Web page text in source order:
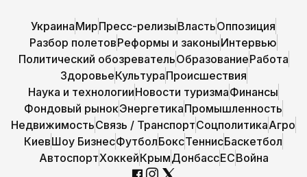
УкраинаМирПресс-релизыВластьОппозиция
Разбор полетовРеформы и законыИнтервью
Политический обозревательОбразованиеРабота
ЗдоровьеКультураПроисшествия
Наука и технологииНовости туризмаФинансы
Фондовый рынокЭнергетикаПромышленность
НедвижимостьСвязь / ТранспортСоцполитикаАгро
КиевШоу БизнесФутболБоксТеннисБаскетбол
АвтоспортХоккейКрымДонбассЕСВойна